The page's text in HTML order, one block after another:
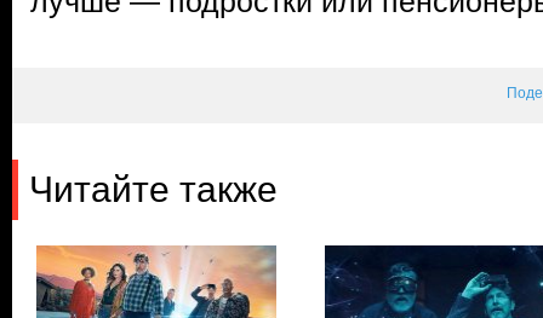
Читайте также